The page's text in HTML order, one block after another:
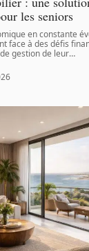
les seniors
en constante
face à des défis
gestion de leur…